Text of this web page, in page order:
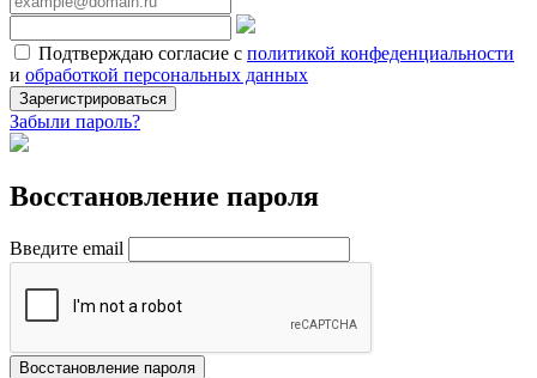
Подтверждаю согласие с политикой конфеденциальности
и обработкой персональных данных
Зарегистрироваться
Забыли пароль?
Восстановление пароля
Введите email
Восстановление пароля